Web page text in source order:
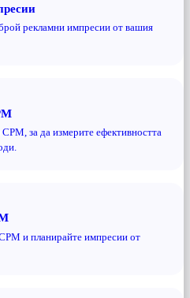
рекламни импресии от вашия
за да измерите ефективността
и планирайте импресии от